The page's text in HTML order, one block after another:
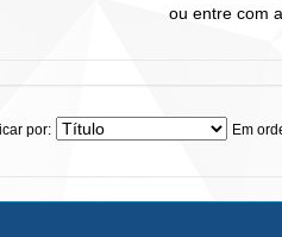
ou entre com
por: Em